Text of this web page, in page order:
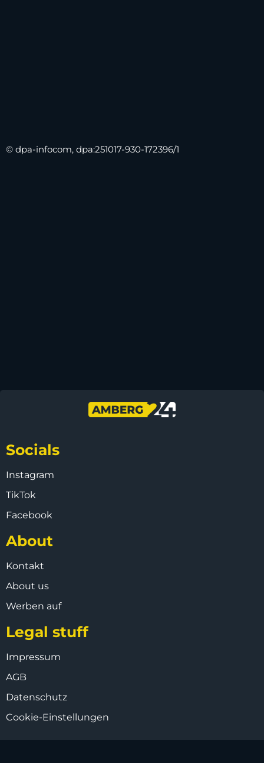
© dpa-infocom, dpa:251017-930-172396/1
Socials
Instagram
TikTok
Facebook
About
Kontakt
About us
Werben auf
Legal stuff
Impressum
AGB
Datenschutz
Cookie-Einstellungen